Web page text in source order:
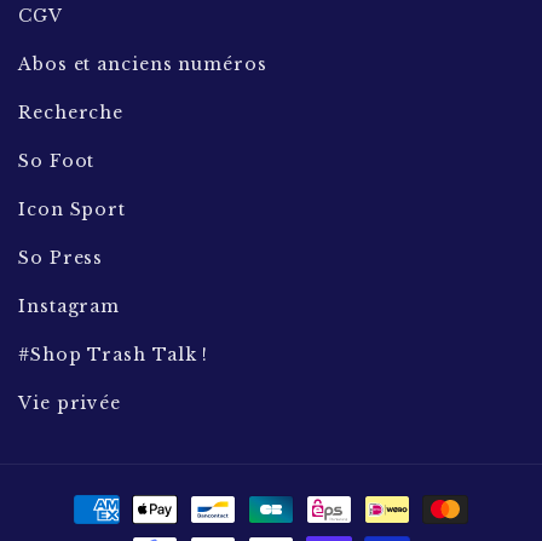
CGV
Abos et anciens numéros
Recherche
So Foot
Icon Sport
So Press
Instagram
#Shop Trash Talk !
Vie privée
Moyens